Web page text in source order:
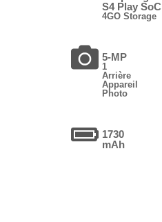
S4 Play SoC
4GO Storage
5-MP
1
Arrière
Appareil
Photo
1730
mAh